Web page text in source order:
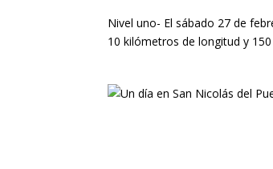
Nivel uno- El sábado 27 de
10 kilómetros de longitud y